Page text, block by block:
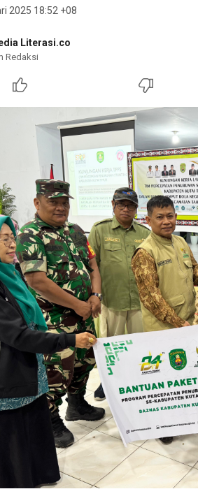
2025 18:52 +08
Literasi.co
Redaksi